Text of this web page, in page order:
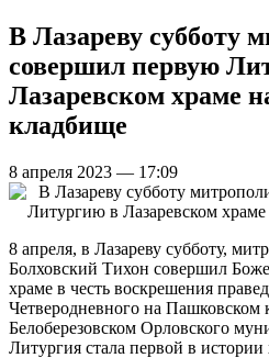
В Лазареву субботу
совершил первую
Лазаревском храме
кладбище
8 апреля 2023 — 17:09
8 апреля, в Лазареву субботу,
Болховский Тихон совершил
храме в честь воскрешения
Четверодневного на Пашковском
Белоберезовском Орловского
Литургия стала первой в истории